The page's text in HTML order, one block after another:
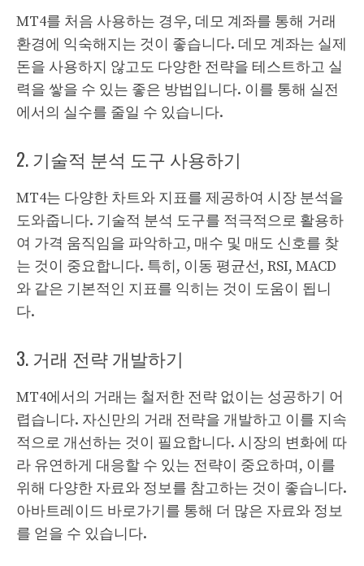
MT4를 처음 사용하는 경우, 데모 계좌를 통해 거래
환경에 익숙해지는 것이 좋습니다. 데모 계좌는 실제
돈을 사용하지 않고도 다양한 전략을 테스트하고 실
력을 쌓을 수 있는 좋은 방법입니다. 이를 통해 실전
에서의 실수를 줄일 수 있습니다.
2. 기술적 분석 도구 사용하기
MT4는 다양한 차트와 지표를 제공하여 시장 분석을
도와줍니다. 기술적 분석 도구를 적극적으로 활용하
여 가격 움직임을 파악하고, 매수 및 매도 신호를 찾
는 것이 중요합니다. 특히, 이동 평균선, RSI, MACD
와 같은 기본적인 지표를 익히는 것이 도움이 됩니
다.
3. 거래 전략 개발하기
MT4에서의 거래는 철저한 전략 없이는 성공하기 어
렵습니다. 자신만의 거래 전략을 개발하고 이를 지속
적으로 개선하는 것이 필요합니다. 시장의 변화에 따
라 유연하게 대응할 수 있는 전략이 중요하며, 이를
위해 다양한 자료와 정보를 참고하는 것이 좋습니다.
아바트레이드 바로가기를 통해 더 많은 자료와 정보
를 얻을 수 있습니다.